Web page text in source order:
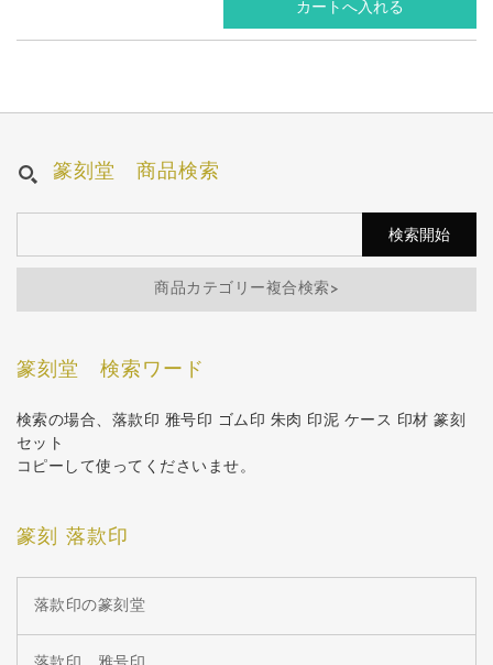
篆刻堂 商品検索
商品カテゴリー複合検索>
篆刻堂 検索ワード
検索の場合、落款印 雅号印 ゴム印 朱肉 印泥 ケース 印材 篆刻
セット
コピーして使ってくださいませ。
篆刻 落款印
落款印の篆刻堂